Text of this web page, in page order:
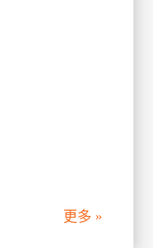
更多 »